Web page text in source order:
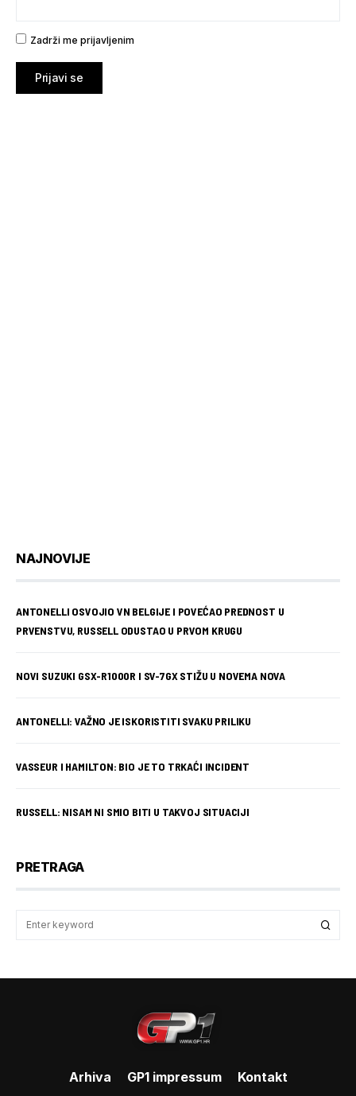
Zadrži me prijavljenim
Prijavi se
NAJNOVIJE
ANTONELLI OSVOJIO VN BELGIJE I POVEĆAO PREDNOST U
PRVENSTVU, RUSSELL ODUSTAO U PRVOM KRUGU
NOVI SUZUKI GSX-R1000R I SV-7GX STIŽU U NOVEMA NOVA
ANTONELLI: VAŽNO JE ISKORISTITI SVAKU PRILIKU
VASSEUR I HAMILTON: BIO JE TO TRKAĆI INCIDENT
RUSSELL: NISAM NI SMIO BITI U TAKVOJ SITUACIJI
PRETRAGA
Arhiva GP1 impressum Kontakt